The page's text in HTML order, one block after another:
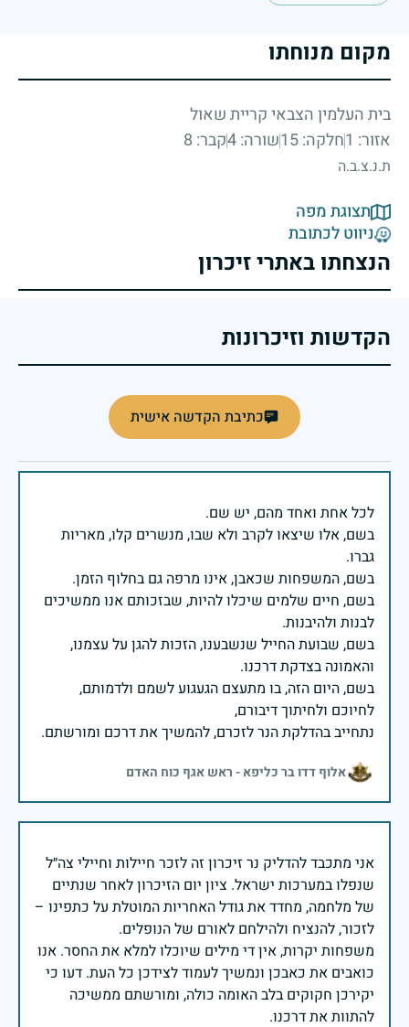
מקום מנוחתו
בית העלמין הצבאי קריית שאול
אזור: 1
חלקה: 15 שורה: 4 קבר: 8
ת.נ.צ.ב.ה
תצוגת מפה
ניווט לכתובת
הנצחתו באתרי זיכרון
הקדשות וזיכרונות
כתיבת הקדשה אישית
בשם, אלו שיצאו לקרב ולא שבו, מנשרים קלו, מאריות
בשם, חיים שלמים שיכלו להיות, שבזכותם אנו ממשיכים
בשם, שבועת החייל שנשבענו, הזכות להגן על עצמנו,
בשם, היום הזה, בו מתעצם הגעגוע לשמם ולדמותם,
נתחייב בהדלקת הנר לזכרם, להמשיך את דרכם ומורשתם.
אלוף דדו בר כליפא - ראש אגף כוח האדם
אני מתכבד להדליק נר זיכרון זה לזכר חיילות וחיילי צה״ל
שנפלו במערכות ישראל. ציון יום הזיכרון לאחר שנתיים
של מלחמה, מחדד את גודל האחריות המוטלת על כתפינו –
משפחות יקרות, אין די מילים שיוכלו למלא את החסר. אנו
כואבים את כאבכן ונמשיך לעמוד לצידכן כל העת. דעו כי
יקירכן חקוקים בלב האומה כולה, ומורשתם ממשיכה